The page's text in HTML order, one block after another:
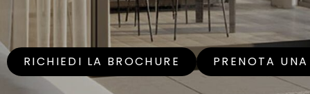
RICHIEDI LA BROCHURE PRENOTA